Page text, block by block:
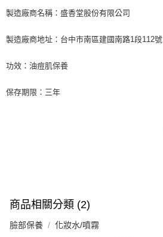
製造廠商名稱：盛香堂股份有限公司
製造廠商地址：台中市南區建國南路1段112號
功效：油痘肌保養
保存期限：三年
商品相關分類 (2)
臉部保養 化妝水/噴霧